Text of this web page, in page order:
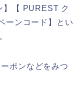
】【 PUREST ク
ーンコード】とい
ポンなどをみつ